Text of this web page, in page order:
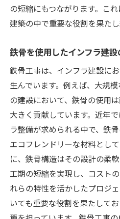
プロジェクト成功の鍵を
信頼性と安全性を高
プロジェクト管理に
施工効率を向上させ
ティス
コストと時間の最適
鉄骨工事がもたらす
プロジェクト全体に
の短縮にもつながります。こ
建築の中で重要な役割を果たし
鉄骨を使用したインフラ建
鉄骨工事は、インフラ建設に
生んでいます。例えば、大規
の建設において、鉄骨の使用
大きく貢献しています。近年
ラ整備が求められる中で、鉄
エコフレンドリーな材料とし
に、鉄骨構造はその設計の柔
工期の短縮を実現し、コスト
れらの特性を活かしたプロジ
いても重要な役割を果たして